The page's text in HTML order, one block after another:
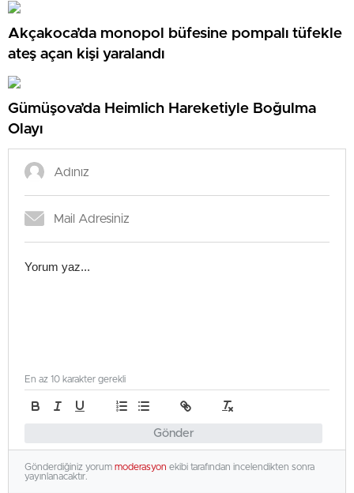
Akçakoca’da monopol büfesine pompalı tüfekle
ateş açan kişi yaralandı
Gümüşova’da Heimlich Hareketiyle Boğulma
Olayı
Gönder
En az 10 karakter gerekli
Gönderdiğiniz yorum moderasyon ekibi tarafından incelendikten sonra
yayınlanacaktır.